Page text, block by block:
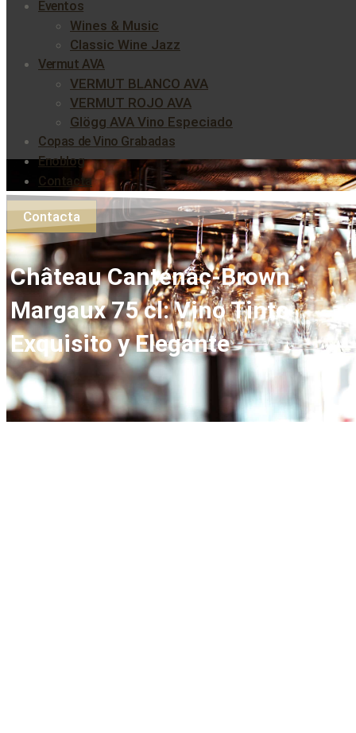
Eventos
Wines & Music
Classic Wine Jazz
Vermut AVA
VERMUT BLANCO AVA
VERMUT ROJO AVA
Glögg AVA Vino Especiado
Copas de Vino Grabadas
Enoblog
Contacta
Contacta
Château Cantenac-Brown
Margaux 75 cl: Vino Tinto
Exquisito y Elegante